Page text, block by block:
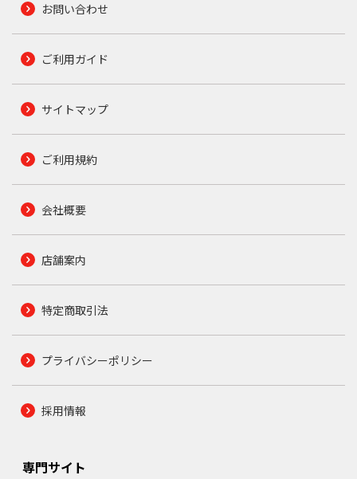
お問い合わせ
ご利用ガイド
サイトマップ
ご利用規約
会社概要
店舗案内
特定商取引法
プライバシーポリシー
採用情報
専門サイト